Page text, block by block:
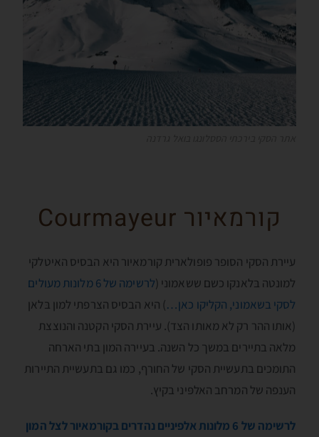
קורמאיור Courmayeur
עיירת הסקי הסופר פופולארית קורמאיור היא הבסיס האיטלקי
למונטה בּלאנקו כשם ששאמוני (
לרשימה של 6 מלונות מעולים
לסקי בשאמוני, הקליקו כאן…) היא הבסיס הצרפתי למון בּלאן
(אותו ההר רק לא מאותו הצד). עיירת הסקי הקטנה והנוצצת
מלאה בתיירים במשך כל השנה. בעיירה המון בתי הארחה
התומכים בתעשיית הסקי של החורף, כמו גם בתעשיית התיירות
הענפה של המרחב האלפּיני בקיץ.
לרשימה של 6 מלונות אלפיניים נהדרים בקורמאיור לצל המון